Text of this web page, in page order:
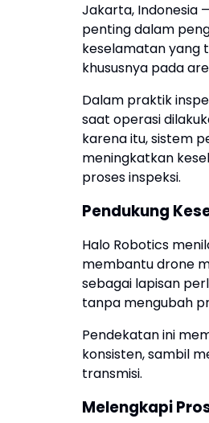
Jakarta, Indonesia
penting dalam
keselamatan yang
khususnya pada
Dalam praktik
saat operasi
karena itu, sistem
meningkatkan
proses inspeksi.
Pendukung
Halo Robotics
membantu drone
sebagai lapisan
tanpa mengubah
Pendekatan ini
konsisten, sambil
transmisi.
Melengkapi